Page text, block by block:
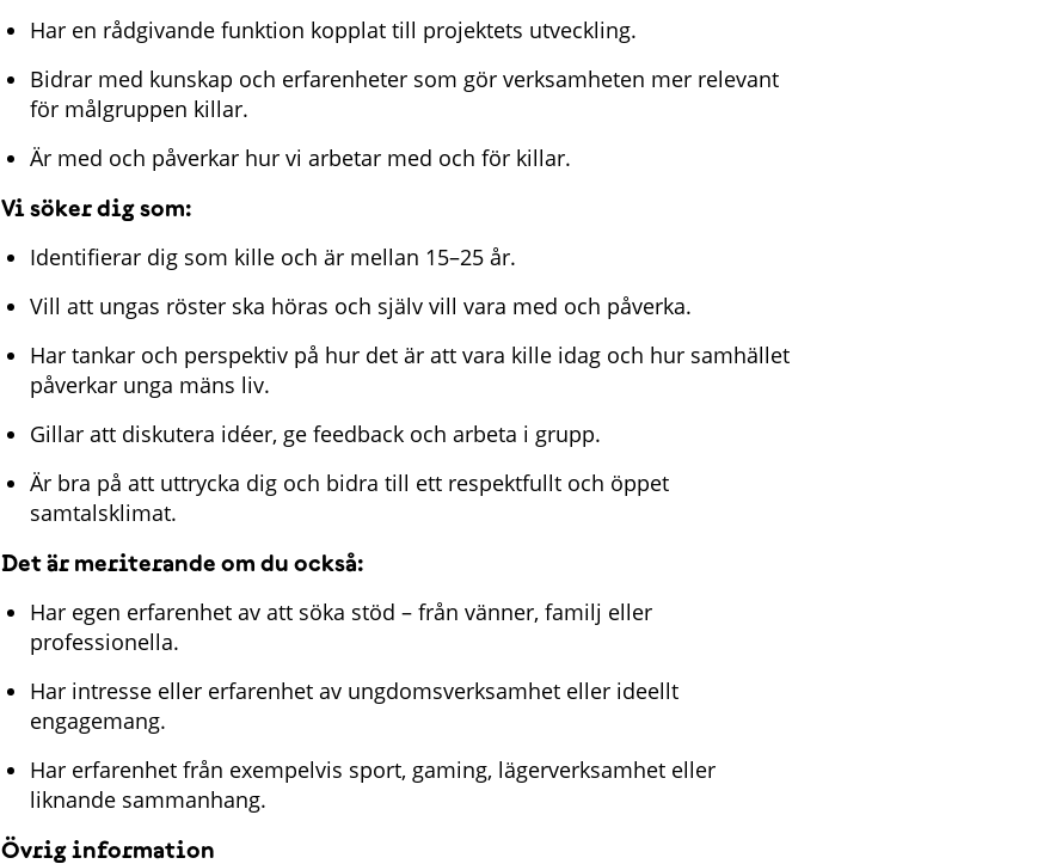
Har en rådgivande funktion kopplat till projektets utveckling.
Bidrar med kunskap och erfarenheter som gör verksamheten mer relevant
för målgruppen killar.
Är med och påverkar hur vi arbetar med och för killar.
Vi söker dig som:
Identifierar dig som kille och är mellan 15–25 år.
Vill att ungas röster ska höras och själv vill vara med och påverka.
Har tankar och perspektiv på hur det är att vara kille idag och hur samhället
påverkar unga mäns liv.
Gillar att diskutera idéer, ge feedback och arbeta i grupp.
Är bra på att uttrycka dig och bidra till ett respektfullt och öppet
samtalsklimat.
Det är meriterande om du också:
Har egen erfarenhet av att söka stöd – från vänner, familj eller
professionella.
Har intresse eller erfarenhet av ungdomsverksamhet eller ideellt
engagemang.
Har erfarenhet från exempelvis sport, gaming, lägerverksamhet eller
liknande sammanhang.
Övrig information